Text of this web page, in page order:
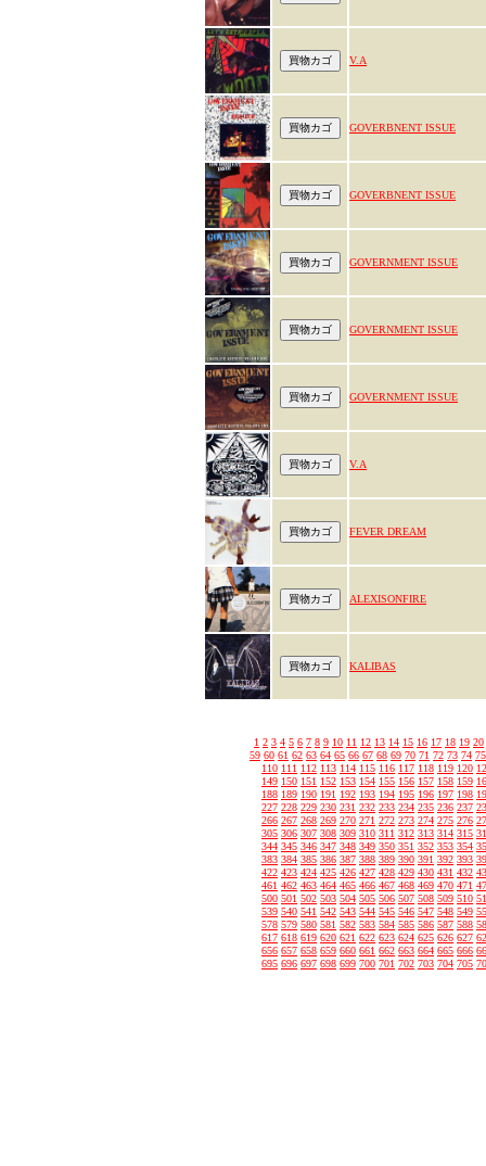
V.A
GOVERBNENT ISSUE
GOVERBNENT ISSUE
GOVERNMENT ISSUE
GOVERNMENT ISSUE
GOVERNMENT ISSUE
V.A
FEVER DREAM
ALEXISONFIRE
KALIBAS
1 2 3 4 5 6 7 8 9 10 11 12 13 14 15 16 17 18 19 20
59 60 61 62 63 64 65 66 67 68 69 70 71 72 73 74 75
110 111 112 113 114 115 116 117 118 119 120
149 150 151 152 153 154 155 156 157 158 159
188 189 190 191 192 193 194 195 196 197 198
227 228 229 230 231 232 233 234 235 236 237
266 267 268 269 270 271 272 273 274 275 276
305 306 307 308 309 310 311 312 313 314 315
344 345 346 347 348 349 350 351 352 353 354
383 384 385 386 387 388 389 390 391 392 393
422 423 424 425 426 427 428 429 430 431 432
461 462 463 464 465 466 467 468 469 470 471
500 501 502 503 504 505 506 507 508 509 510
539 540 541 542 543 544 545 546 547 548 549
578 579 580 581 582 583 584 585 586 587 588
617 618 619 620 621 622 623 624 625 626 627
656 657 658 659 660 661 662 663 664 665 666
695 696 697 698 699 700 701 702 703 704 705